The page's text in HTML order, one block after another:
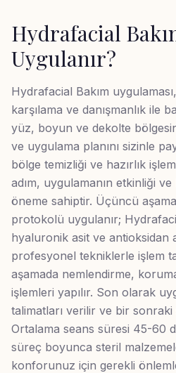
Hydrafacial
Uygulanır?
Hydrafacial Bakım
karşılama ve danışmanlık ile
yüz, boyun ve dekolte
ve uygulama planını sizinle
bölge temizliği ve hazırlık
adım, uygulamanın etkinliği ve
öneme sahiptir. Üçüncü
protokolü uygulanır;
hyaluronik asit ve antioksidan
profesyonel tekniklerle işlem
aşamada nemlendirme,
işlemleri yapılır. Son olarak
talimatları verilir ve bir
Ortalama seans süresi 45-60
süreç boyunca steril
konforunuz için gerekli